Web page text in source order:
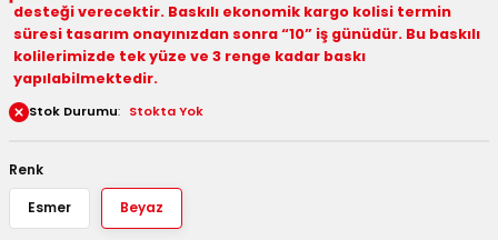
Kutuları
Kutuları
Masura Kapaklı
desteği verecektir. Baskılı ekonomik kargo kolisi termin
süresi tasarım onayınızdan sonra “10” iş günüdür. Bu baskılı
kolilerimizde tek yüze ve 3 renge kadar baskı
yapılabilmektedir.
Stok Durumu Stokta Yok
Renk
Esmer Beyaz